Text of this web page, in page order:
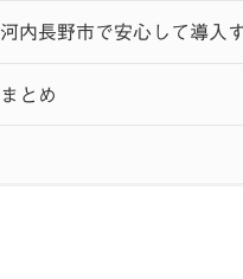
河内長野市で安心して導入
まとめ